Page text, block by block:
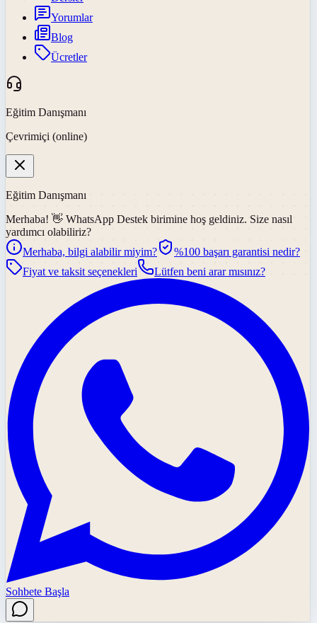
Yorumlar
Blog
Ücretler
Eğitim Danışmanı
Çevrimiçi (online)
Eğitim Danışmanı
Merhaba! 👋 WhatsApp Destek birimine hoş geldiniz. Size nasıl
yardımcı olabiliriz?
Merhaba, bilgi alabilir miyim?
%100 başarı garantisi nedir?
Fiyat ve taksit seçenekleri
Lütfen beni arar mısınız?
Sohbete Başla